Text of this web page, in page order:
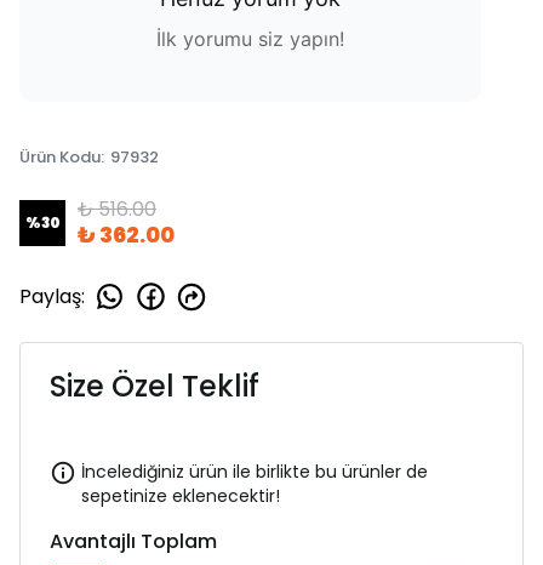
İlk yorumu siz yapın!
Ürün Kodu: 97932
%30 ₺ 516.00
₺ 362.00
Paylaş:
Size Özel Teklif
İncelediğiniz ürün ile birlikte bu ürünler de
sepetinize eklenecektir!
Avantajlı Toplam